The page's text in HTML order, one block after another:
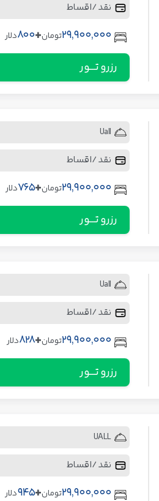
نقد / اقساط
29,900,000تومان+
800دلار
رزرو تـــور
Uall
نقد / اقساط
29,900,000تومان+
765دلار
رزرو تـــور
Uall
نقد / اقساط
29,900,000تومان+
828دلار
رزرو تـــور
UALL
نقد / اقساط
29,900,000تومان+
945دلار